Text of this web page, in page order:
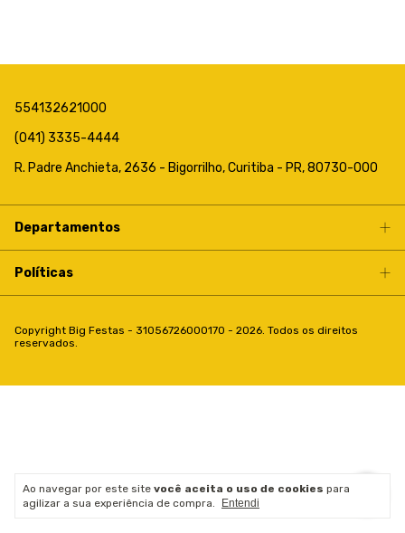
Ao navegar por este site você aceita o uso de cookies para
agilizar a sua experiência de compra.
Entendi
554132621000
(041) 3335-4444
R. Padre Anchieta, 2636 - Bigorrilho, Curitiba - PR, 80730-000
Departamentos
Políticas
Copyright Big Festas - 31056726000170 - 2026. Todos os direitos
reservados.